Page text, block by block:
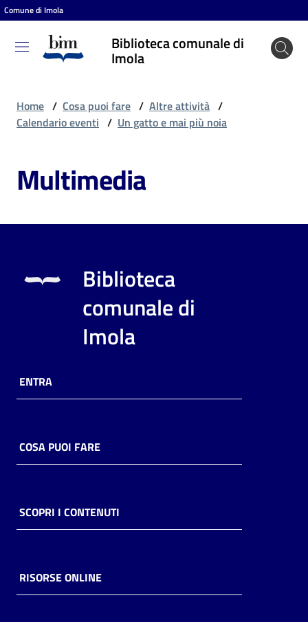
Vai al contenuto
Vai alla navigazione
Vai al footer
Comune di Imola
Biblioteca comunale di
Imola
Biblioteca
comunale
puoi
Risorse
online
Casa
Piani
storico
Home / Cosa puoi fare / Altre attività /
Calendario eventi / Un gatto e mai più noia
Multimedia
Biblioteca
comunale di
Imola
ENTRA
COSA PUOI FARE
SCOPRI I CONTENUTI
RISORSE ONLINE